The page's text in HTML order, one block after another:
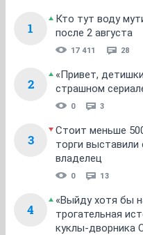
1
Кто тут воду
после 2 августа
17 411 28
2
«Привет,
страшном
0 3
3
Стоит меньше
торги
владелец
0 13
4
«Выйду хотя бы
трогательная
куклы-дворника